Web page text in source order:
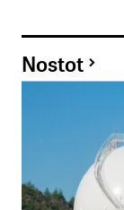
Nostot